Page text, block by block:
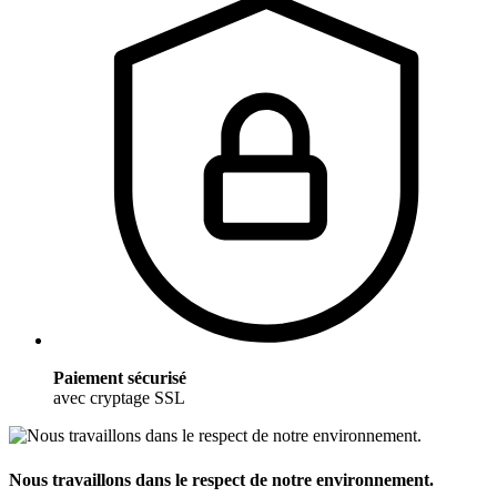
Paiement sécurisé
avec cryptage SSL
Nous travaillons dans le respect de notre environnement.